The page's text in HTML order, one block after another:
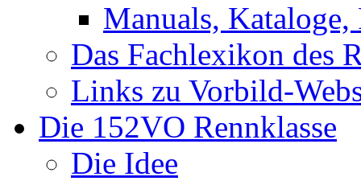
Manuals, Kataloge,
Das Fachlexikon des
Links zu Vorbild-
Die 152VO Rennklasse
Die Idee